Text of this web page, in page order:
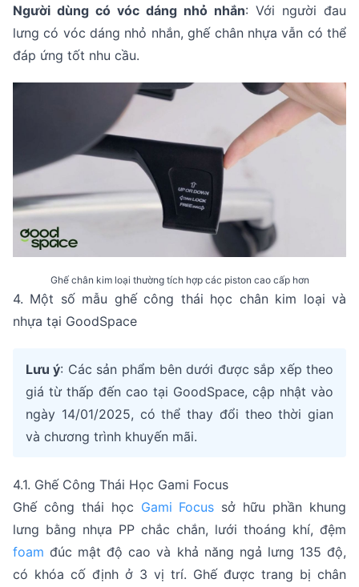
Người dùng có vóc dáng nhỏ nhắn: Với người đau
lưng có vóc dáng nhỏ nhắn, ghế chân nhựa vẫn có thể
đáp ứng tốt nhu cầu.
Ghế chân kim loại thường tích hợp các piston cao cấp hơn
4. Một số mẫu ghế công thái học chân kim loại và
nhựa tại GoodSpace
Lưu ý: Các sản phẩm bên dưới được sắp xếp theo
giá từ thấp đến cao tại GoodSpace, cập nhật vào
ngày 14/01/2025, có thể thay đổi theo thời gian
và chương trình khuyến mãi.
4.1. Ghế Công Thái Học Gami Focus
Ghế công thái học Gami Focus sở hữu phần khung
lưng bằng nhựa PP chắc chắn, lưới thoáng khí, đệm
foam đúc mật độ cao và khả năng ngả lưng 135 độ,
có khóa cố định ở 3 vị trí. Ghế được trang bị chân